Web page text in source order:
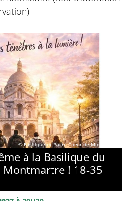
© Basilique du Sacré-Coeur de Montmartre
à la Basilique du
Montmartre ! 18-35